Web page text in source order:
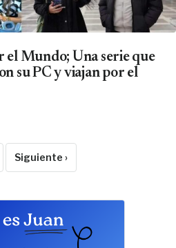
el Mundo; Una serie que
su PC y viajan por el
Siguiente ›